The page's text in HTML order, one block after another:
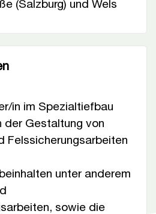
(Salzburg) und Wels
in im Spezialtiefbau
der Gestaltung von
Felssicherungsarbeiten
unter anderem
sowie die